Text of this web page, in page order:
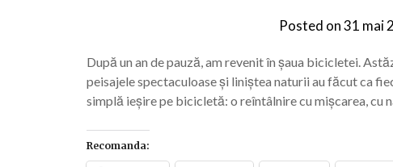
Posted on31 mai
După un an de pauză, am revenit în șaua bicicletei.
peisajele spectaculoase și liniștea naturii au făcut ca
simplă ieșire pe bicicletă: o reîntâlnire cu mișcarea, cu
Recomanda: